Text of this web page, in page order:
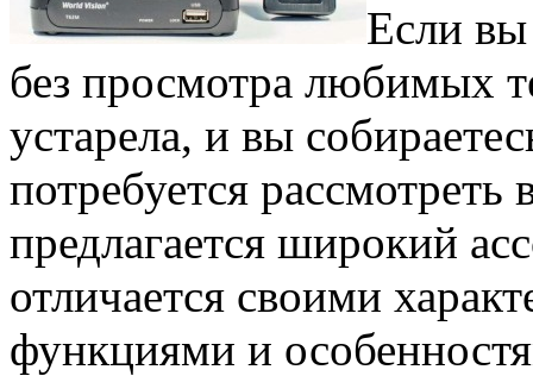
Если вы
без просмотра любимых
устарела, и вы
потребуется
предлагается широкий
отличается своими
функциями и